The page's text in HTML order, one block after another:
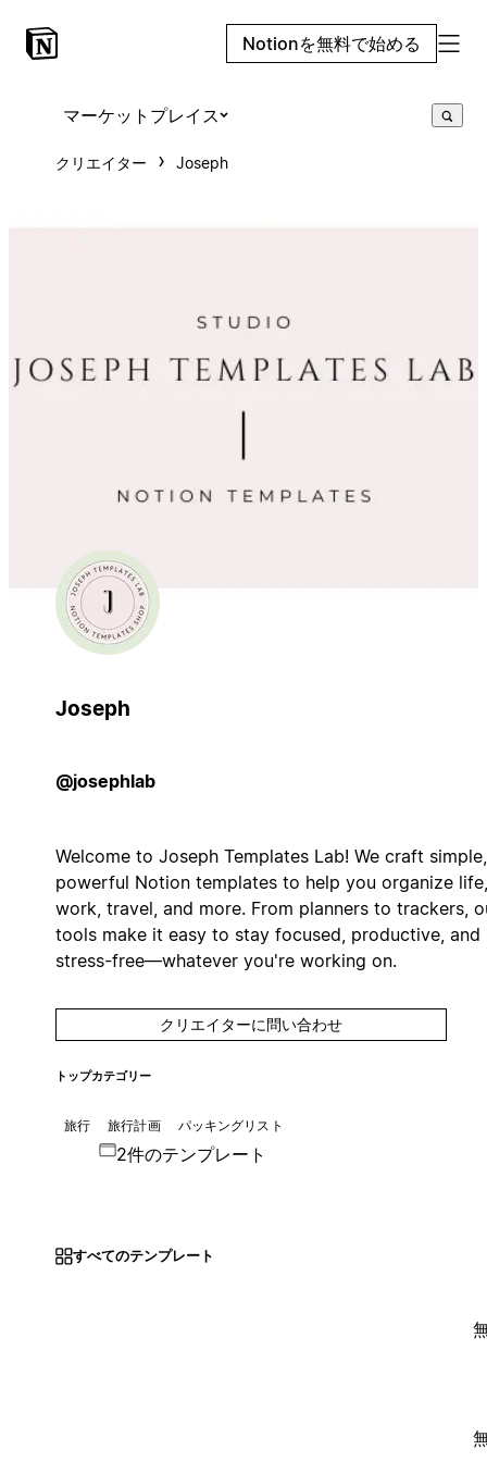
Notionを無料で始める
マーケットプレイス
クリエイター Joseph
Joseph
@josephlab
Welcome to Joseph Templates Lab! We craft simple,
powerful Notion templates to help you organize life,
work, travel, and more. From planners to trackers,
tools make it easy to stay focused, productive, and
stress-free—whatever you're working on.
クリエイターに問い合わせ
トップカテゴリー
旅行 旅行計画 パッキングリスト
2件のテンプレート
すべてのテンプレート